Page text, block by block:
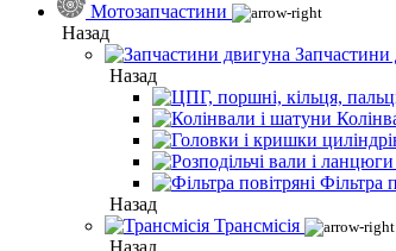
Мотозапчастини
Назад
Запчастини
Назад
Фільтра
Назад
Трансмісія
Назад